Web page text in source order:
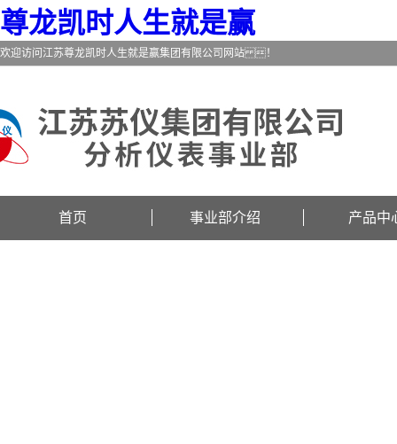
尊龙凯时人生就是赢
欢迎访问江苏尊龙凯时人生就是赢集团有限公司网站 ！
首页 事业部介绍 产品中